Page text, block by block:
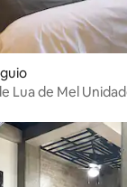
Lua de Mel